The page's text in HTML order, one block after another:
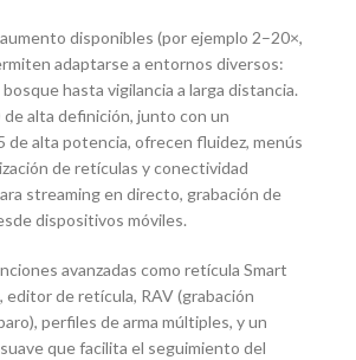
disponibles (por ejemplo 2–20×,
adaptarse a entornos diversos:
hasta vigilancia a larga distancia.
de alta definición, junto con un
de alta potencia, ofrecen fluidez, menús
de retículas y conectividad
streaming en directo, grabación de
dispositivos móviles.
avanzadas como retícula Smart
de retícula, RAV (grabación
perfiles de arma múltiples, y un
que facilita el seguimiento del